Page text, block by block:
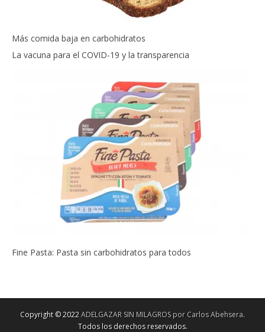
Más comida baja en carbohidratos
La vacuna para el COVID-19 y la transparencia
Fine Pasta: Pasta sin carbohidratos para todos
Copyright © 2022ADELGAZAR SIN MILAGROS por Carlos Abehsera.
Todos los derechos reservados.